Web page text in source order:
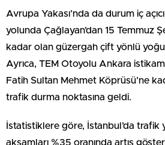
Avrupa Yakası’nda da durum iç
yolunda Çağlayan’dan 15 Temmuz
kadar olan güzergah çift yönlü
Ayrıca, TEM Otoyolu Ankara
Fatih Sultan Mehmet Köprüsü’ne
trafik durma noktasına geldi.
İstatistiklere göre, İstanbul’da trafik
akşamları %35 oranında artış